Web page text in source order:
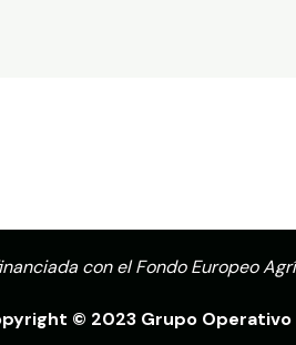
con el Fondo Europeo
© 2023 Grupo